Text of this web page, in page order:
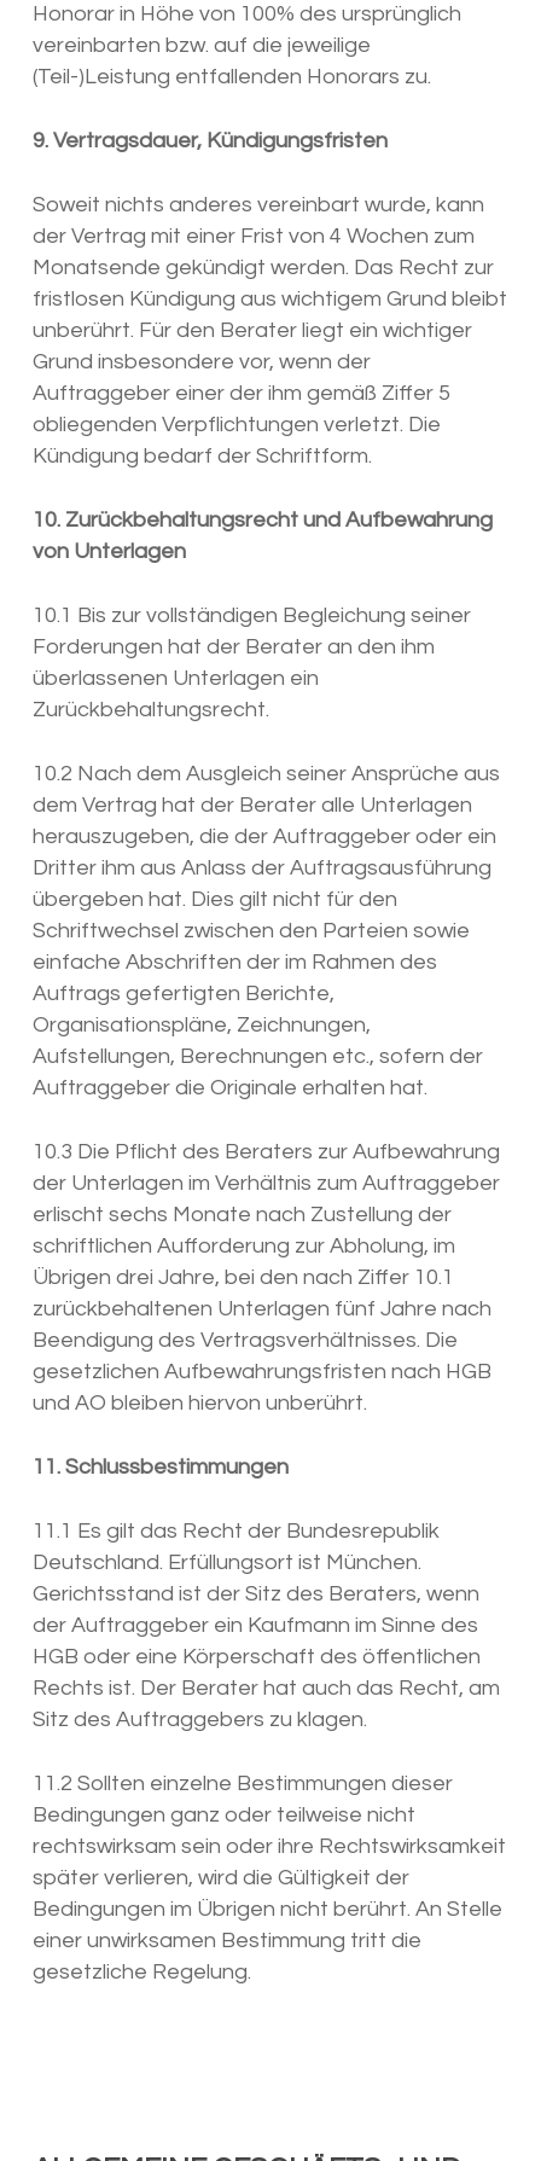
Honorar in Höhe von 100% des ursprünglich
vereinbarten bzw. auf die jeweilige
(Teil-)Leistung entfallenden Honorars zu.
9. Vertragsdauer, Kündigungsfristen
Soweit nichts anderes vereinbart wurde, kann
der Vertrag mit einer Frist von 4 Wochen zum
Monatsende gekündigt werden. Das Recht zur
fristlosen Kündigung aus wichtigem Grund bleibt
unberührt. Für den Berater liegt ein wichtiger
Grund insbesondere vor, wenn der
Auftraggeber einer der ihm gemäß Ziffer 5
obliegenden Verpflichtungen verletzt. Die
Kündigung bedarf der Schriftform.
10. Zurückbehaltungsrecht und Aufbewahrung
von Unterlagen
10.1 Bis zur vollständigen Begleichung seiner
Forderungen hat der Berater an den ihm
überlassenen Unterlagen ein
Zurückbehaltungsrecht.
10.2 Nach dem Ausgleich seiner Ansprüche aus
dem Vertrag hat der Berater alle Unterlagen
herauszugeben, die der Auftraggeber oder ein
Dritter ihm aus Anlass der Auftragsausführung
übergeben hat. Dies gilt nicht für den
Schriftwechsel zwischen den Parteien sowie
einfache Abschriften der im Rahmen des
Auftrags gefertigten Berichte,
Organisationspläne, Zeichnungen,
Aufstellungen, Berechnungen etc., sofern der
Auftraggeber die Originale erhalten hat.
10.3 Die Pflicht des Beraters zur Aufbewahrung
der Unterlagen im Verhältnis zum Auftraggeber
erlischt sechs Monate nach Zustellung der
schriftlichen Aufforderung zur Abholung, im
Übrigen drei Jahre, bei den nach Ziffer 10.1
zurückbehaltenen Unterlagen fünf Jahre nach
Beendigung des Vertragsverhältnisses. Die
gesetzlichen Aufbewahrungsfristen nach HGB
und AO bleiben hiervon unberührt.
11. Schlussbestimmungen
11.1 Es gilt das Recht der Bundesrepublik
Deutschland. Erfüllungsort ist München.
Gerichtsstand ist der Sitz des Beraters, wenn
der Auftraggeber ein Kaufmann im Sinne des
HGB oder eine Körperschaft des öffentlichen
Rechts ist. Der Berater hat auch das Recht, am
Sitz des Auftraggebers zu klagen.
11.2 Sollten einzelne Bestimmungen dieser
Bedingungen ganz oder teilweise nicht
rechtswirksam sein oder ihre Rechtswirksamkeit
später verlieren, wird die Gültigkeit der
Bedingungen im Übrigen nicht berührt. An Stelle
einer unwirksamen Bestimmung tritt die
gesetzliche Regelung.